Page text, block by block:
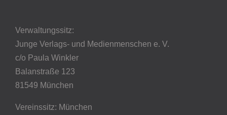
Verwaltungssitz:
Junge Verlags- und Medienmenschen e. V.
c/o Paula Winkler
Balanstraße 123
81549 München
Vereinssitz: München